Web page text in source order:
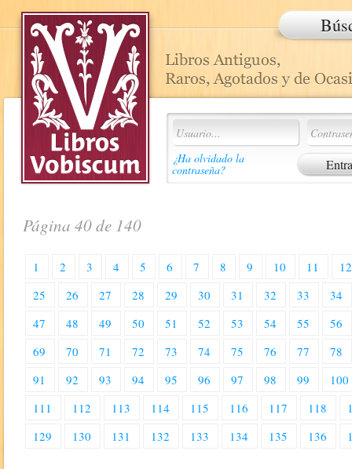
¿Ha olvidado la
contraseña?
Página 40 de 140
1 2 3 4 5 6 7 8 9 10 11
12
25
26 27 28 29 30 31 32 33
34
47
48 49 50 51 52 53 54 55
56
69
70 71 72 73 74 75 76 77
78
91
92 93 94 95 96 97 98 99
100
111
112 113 114 115 116 117 118
129
130 131 132 133 134 135 136